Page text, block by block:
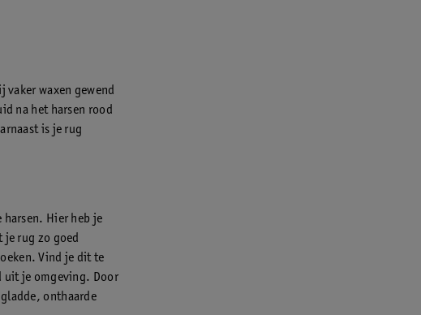
waxen gewend
na het harsen rood
is je rug
harsen. Hier heb je
je rug zo goed
Vind je dit te
uit je omgeving. Door
onthaarde